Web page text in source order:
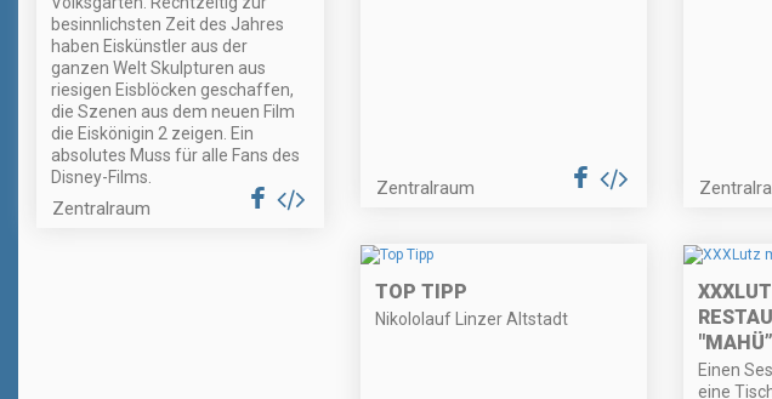
besinnlichsten Zeit des Jahres
haben Eiskünstler aus der
ganzen Welt Skulpturen aus
riesigen Eisblöcken geschaffen,
die Szenen aus dem neuen Film
die Eiskönigin 2 zeigen. Ein
absolutes Muss für alle Fans des
Disney-Films.
Zentralraum
Zentralraum
TOP TIPP
Nikololauf Linzer Altstadt
"MAHÜ”
Einen
eine